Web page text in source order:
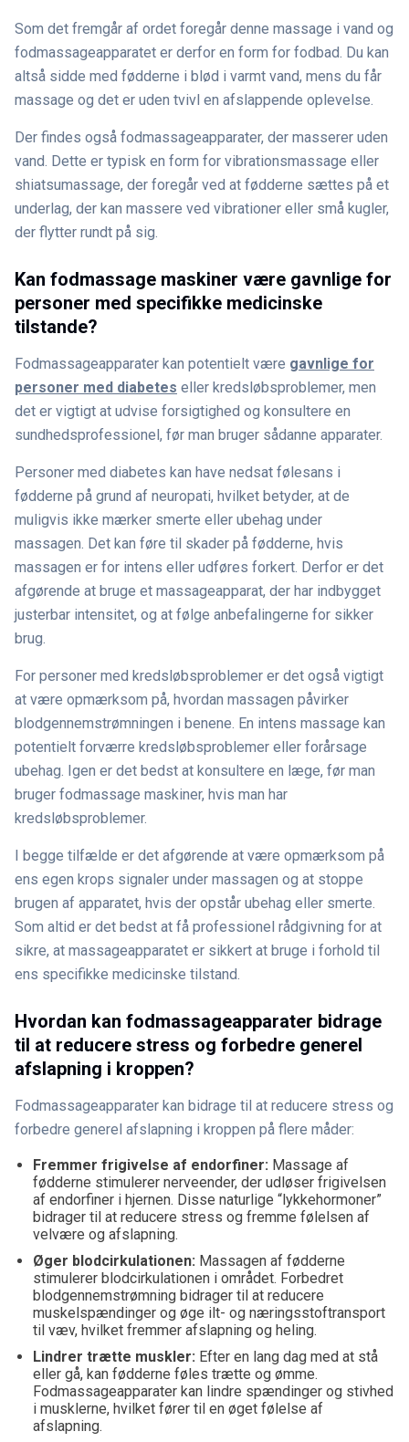
Som det fremgår af ordet foregår denne massage i vand og
fodmassageapparatet er derfor en form for fodbad. Du kan
altså sidde med fødderne i blød i varmt vand, mens du får
massage og det er uden tvivl en afslappende oplevelse.
Der findes også fodmassageapparater, der masserer uden
vand. Dette er typisk en form for vibrationsmassage eller
shiatsumassage, der foregår ved at fødderne sættes på et
underlag, der kan massere ved vibrationer eller små kugler,
der flytter rundt på sig.
Kan fodmassage maskiner være gavnlige for
personer med specifikke medicinske
tilstande?
Fodmassageapparater kan potentielt være gavnlige for
personer med diabetes eller kredsløbsproblemer, men
det er vigtigt at udvise forsigtighed og konsultere en
sundhedsprofessionel, før man bruger sådanne apparater.
Personer med diabetes kan have nedsat følesans i
fødderne på grund af neuropati, hvilket betyder, at de
muligvis ikke mærker smerte eller ubehag under
massagen. Det kan føre til skader på fødderne, hvis
massagen er for intens eller udføres forkert. Derfor er det
afgørende at bruge et massageapparat, der har indbygget
justerbar intensitet, og at følge anbefalingerne for sikker
brug.
For personer med kredsløbsproblemer er det også vigtigt
at være opmærksom på, hvordan massagen påvirker
blodgennemstrømningen i benene. En intens massage kan
potentielt forværre kredsløbsproblemer eller forårsage
ubehag. Igen er det bedst at konsultere en læge, før man
bruger fodmassage maskiner, hvis man har
kredsløbsproblemer.
I begge tilfælde er det afgørende at være opmærksom på
ens egen krops signaler under massagen og at stoppe
brugen af apparatet, hvis der opstår ubehag eller smerte.
Som altid er det bedst at få professionel rådgivning for at
sikre, at massageapparatet er sikkert at bruge i forhold til
ens specifikke medicinske tilstand.
Hvordan kan fodmassageapparater bidrage
til at reducere stress og forbedre generel
afslapning i kroppen?
Fodmassageapparater kan bidrage til at reducere stress og
forbedre generel afslapning i kroppen på flere måder:
Fremmer frigivelse af endorfiner: Massage af
fødderne stimulerer nerveender, der udløser frigivelsen
af endorfiner i hjernen. Disse naturlige “lykkehormoner”
bidrager til at reducere stress og fremme følelsen af
velvære og afslapning.
Øger blodcirkulationen: Massagen af fødderne
stimulerer blodcirkulationen i området. Forbedret
blodgennemstrømning bidrager til at reducere
muskelspændinger og øge ilt- og næringsstoftransport
til væv, hvilket fremmer afslapning og heling.
Lindrer trætte muskler: Efter en lang dag med at stå
eller gå, kan fødderne føles trætte og ømme.
Fodmassageapparater kan lindre spændinger og stivhed
i musklerne, hvilket fører til en øget følelse af
afslapning.